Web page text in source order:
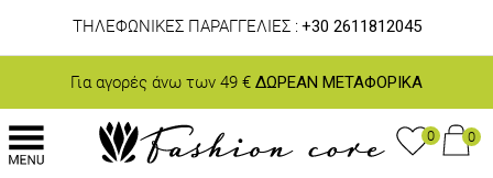
ΤΗΛΕΦΩΝΙΚΕΣ ΠΑΡΑΓΓΕΛΙΕΣ : +30 2611812045
Για αγορές άνω των 49 € ΔΩΡΕΑΝ ΜΕΤΑΦΟΡΙΚΑ
0 0